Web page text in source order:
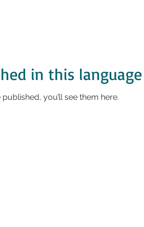
in this
you’ll see them here.